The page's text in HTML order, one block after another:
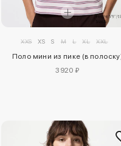
XXS XS S M L XL XXL
Поло мини из пике (в
3920 ₽